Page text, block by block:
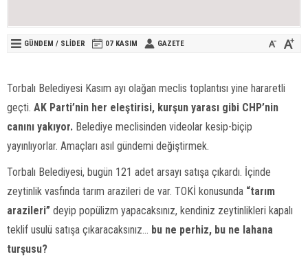
GÜNDEM / SLİDER 07 KASIM GAZETE
Torbalı Belediyesi Kasım ayı olağan meclis toplantısı yine hararetli
geçti. AK Parti’nin her eleştirisi, kurşun yarası gibi CHP’nin
canını yakıyor. Belediye meclisinden videolar kesip-biçip
yayınlıyorlar. Amaçları asıl gündemi değiştirmek.
Torbalı Belediyesi, bugün 121 adet arsayı satışa çıkardı. İçinde
zeytinlik vasfında tarım arazileri de var. TOKİ konusunda “tarım
arazileri” deyip popülizm yapacaksınız, kendiniz zeytinlikleri kapalı
teklif usulü satışa çıkaracaksınız… bu ne perhiz, bu ne lahana
turşusu?